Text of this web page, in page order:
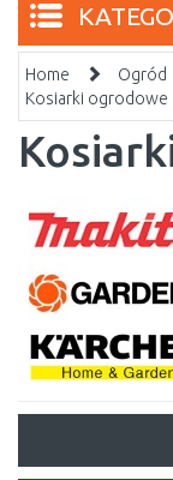
Home Ogród
Kosiarki ogrodowe